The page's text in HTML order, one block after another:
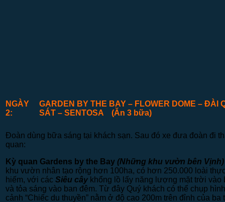
NGÀY
2:
GARDEN BY THE BAY – FLOWER DOME – ĐÀI
SÁT – SENTOSA (Ăn 3 bữa)
Đoàn dùng bữa sáng tại khách sạn. Sau đó xe đưa đoàn đi
quan:
Kỳ quan Gardens by the Bay (Những khu vườn bên
khu vườn nhân tạo rộng hơn 100ha, có hơn 250.000 loài
hiếm, với các Siêu cây khổng lồ lấy năng lượng mặt trời vào
và tỏa sáng vào ban đêm. Từ đây Quý khách có thể chụp
cảnh “Chiếc du thuyền” nằm ở độ cao 200m trên đỉnh của ba